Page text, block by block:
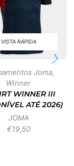
VISTA RÁPIDA
Joma,
Winner
WINNER III
ATÉ 2026)
JOMA
€19,50